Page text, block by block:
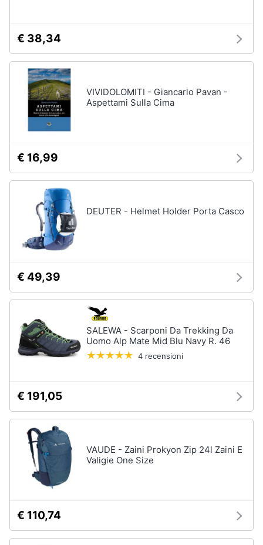
Animali
Motori
Libri,
cd
Festività
ricorrenze
Promozioni
Assistenza
clienti
Esci
Vedi
tutti
Fitness
palestra
Tapis
Cronometro
Tapis
roulant
Magnesio
supremo
Vedi
Campeggio
Barbecue
Borraccia
Torcia
tutti
€ 38,34
VIVIDOLOMITI - Giancarlo Pavan -
Aspettami Sulla Cima
€ 16,99
DEUTER - Helmet Holder Porta Casco
€ 49,39
SALEWA - Scarponi Da Trekking Da
Uomo Alp Mate Mid Blu Navy R. 46
4 recensioni
€ 191,05
VAUDE - Zaini Prokyon Zip 24l Zaini E
Valigie One Size
€ 110,74